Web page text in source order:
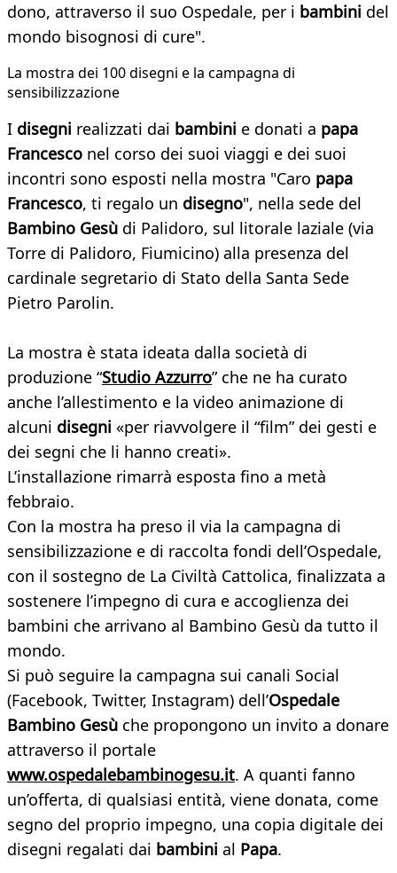
dono, attraverso il suo Ospedale, per i bambini del
mondo bisognosi di cure".
La mostra dei 100 disegni e la campagna di
sensibilizzazione
I disegni realizzati dai bambini e donati a papa
Francesco nel corso dei suoi viaggi e dei suoi
incontri sono esposti nella mostra "Caro papa
Francesco, ti regalo un disegno", nella sede del
Bambino Gesù di Palidoro, sul litorale laziale (via
Torre di Palidoro, Fiumicino) alla presenza del
cardinale segretario di Stato della Santa Sede
Pietro Parolin.
La mostra è stata ideata dalla società di
produzione “Studio Azzurro” che ne ha curato
anche l’allestimento e la video animazione di
alcuni disegni «per riavvolgere il “film” dei gesti e
dei segni che li hanno creati».
L’installazione rimarrà esposta fino a metà
febbraio.
Con la mostra ha preso il via la campagna di
sensibilizzazione e di raccolta fondi dell’Ospedale,
con il sostegno de La Civiltà Cattolica, finalizzata a
sostenere l’impegno di cura e accoglienza dei
bambini che arrivano al Bambino Gesù da tutto il
mondo.
Si può seguire la campagna sui canali Social
(Facebook, Twitter, Instagram) dell’Ospedale
Bambino Gesù che propongono un invito a donare
attraverso il portale
www.ospedalebambinogesu.it. A quanti fanno
un’offerta, di qualsiasi entità, viene donata, come
segno del proprio impegno, una copia digitale dei
disegni regalati dai bambini al Papa.